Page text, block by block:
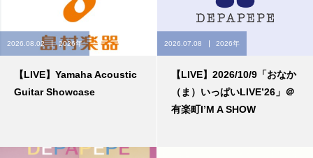
2026.08.02 2026年
【LIVE】Yamaha Acoustic
Guitar Showcase
2026.07.08 2026年
【LIVE】2026/10/9「おなか
（ま）いっぱいLIVE’26」＠
有楽町I’M A SHOW